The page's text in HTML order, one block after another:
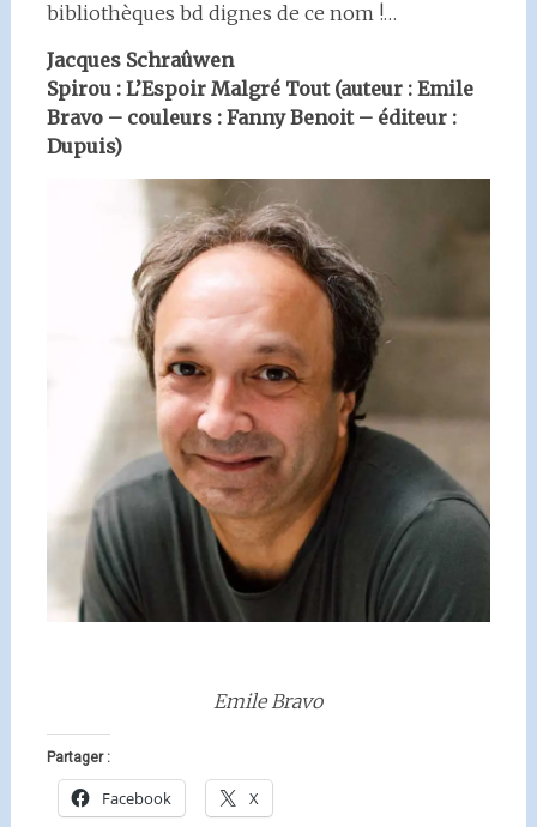
bibliothèques bd dignes de ce nom !…
Jacques Schraûwen
Spirou : L’Espoir Malgré Tout (auteur : Emile
Bravo – couleurs : Fanny Benoit – éditeur :
Dupuis)
Emile Bravo
Partager :
Facebook X